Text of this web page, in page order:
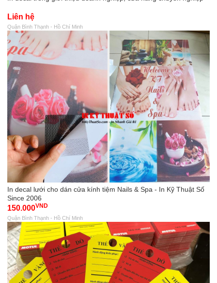
Liên hệ
Quận Bình Thạnh - Hồ Chí Minh
In decal lưới cho dán cửa kính tiệm Nails & Spa - In Kỹ Thuật Số
Since 2006
150.000VND
Quận Bình Thạnh - Hồ Chí Minh